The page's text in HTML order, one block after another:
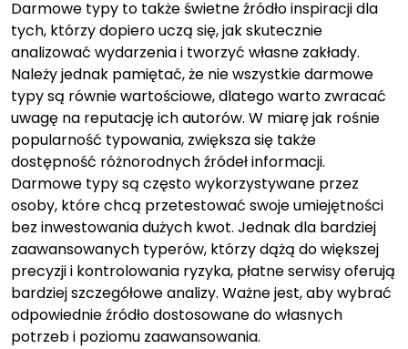
Darmowe typy to także świetne źródło inspiracji dla
tych, którzy dopiero uczą się, jak skutecznie
analizować wydarzenia i tworzyć własne zakłady.
Należy jednak pamiętać, że nie wszystkie darmowe
typy są równie wartościowe, dlatego warto zwracać
uwagę na reputację ich autorów. W miarę jak rośnie
popularność typowania, zwiększa się także
dostępność różnorodnych źródeł informacji.
Darmowe typy są często wykorzystywane przez
osoby, które chcą przetestować swoje umiejętności
bez inwestowania dużych kwot. Jednak dla bardziej
zaawansowanych typerów, którzy dążą do większej
precyzji i kontrolowania ryzyka, płatne serwisy oferują
bardziej szczegółowe analizy. Ważne jest, aby wybrać
odpowiednie źródło dostosowane do własnych
potrzeb i poziomu zaawansowania.